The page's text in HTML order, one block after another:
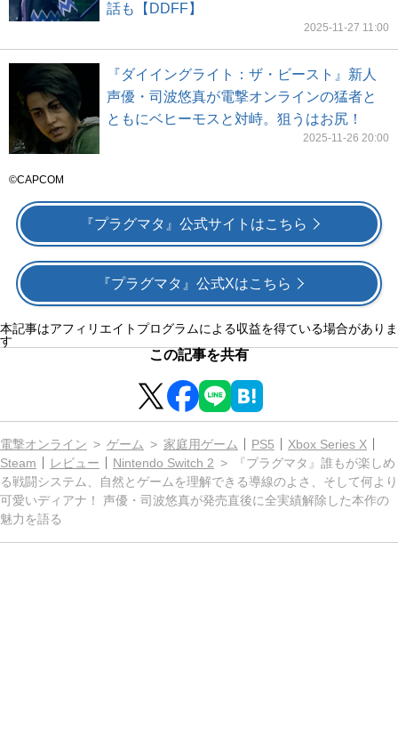
話も【DDFF】
2025-11-27 11:00
『ダイイングライト：ザ・ビースト』新人
声優・司波悠真が電撃オンラインの猛者と
ともにベヒーモスと対峙。狙うはお尻！
2025-11-26 20:00
©CAPCOM
『プラグマタ』公式サイトはこちら
『プラグマタ』公式Xはこちら
本記事はアフィリエイトプログラムによる収益を得ている場合がありま
す
この記事を共有
電撃オンライン ゲーム 家庭用ゲーム PS5
Xbox Series X
Steam
レビュー Nintendo Switch 2
『プラグマタ』誰もが楽しめ
る戦闘システム、自然とゲームを理解できる導線のよさ、そして何より
可愛いディアナ！ 声優・司波悠真が発売直後に全実績解除した本作の
魅力を語る